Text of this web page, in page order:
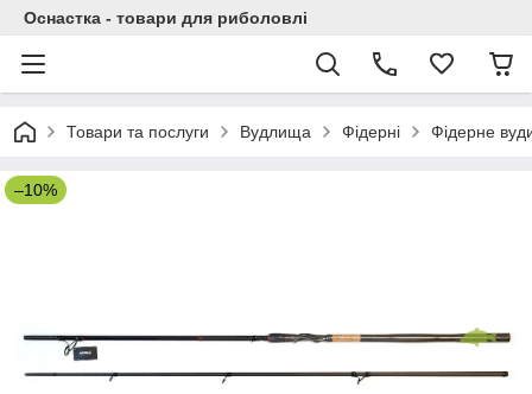
Оснастка - товари для риболовлі
Товари та послуги Вудлища Фідерні Фідерне
–10%